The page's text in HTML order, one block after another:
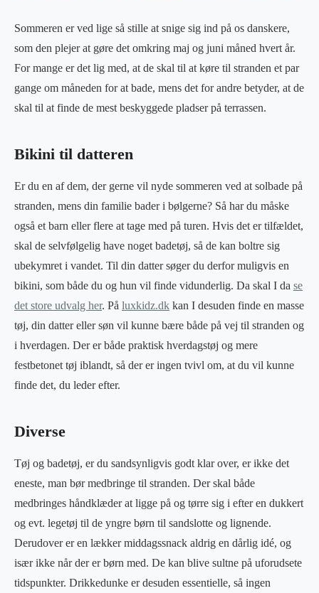
Sommeren er ved lige så stille at snige sig ind på os danskere,
som den plejer at gøre det omkring maj og juni måned hvert år.
For mange er det lig med, at de skal til at køre til stranden et par
gange om måneden for at bade, mens det for andre betyder, at de
skal til at finde de mest beskyggede pladser på terrassen.
Bikini til datteren
Er du en af dem, der gerne vil nyde sommeren ved at solbade på
stranden, mens din familie bader i bølgerne? Så har du måske
også et barn eller flere at tage med på turen. Hvis det er tilfældet,
skal de selvfølgelig have noget badetøj, så de kan boltre sig
ubekymret i vandet. Til din datter søger du derfor muligvis en
bikini, som både du og hun vil finde vidunderlig. Da skal I da se
det store udvalg her. På luxkidz.dk kan I desuden finde en masse
tøj, din datter eller søn vil kunne bære både på vej til stranden og
i hverdagen. Der er både praktisk hverdagstøj og mere
festbetonet tøj iblandt, så der er ingen tvivl om, at du vil kunne
finde det, du leder efter.
Diverse
Tøj og badetøj, er du sandsynligvis godt klar over, er ikke det
eneste, man bør medbringe til stranden. Der skal både
medbringes håndklæder at ligge på og tørre sig i efter en dukkert
og evt. legetøj til de yngre børn til sandslotte og lignende.
Derudover er en lækker middagssnack aldrig en dårlig idé, og
især ikke når der er børn med. De kan blive sultne på uforudsete
tidspunkter. Drikkedunke er desuden essentielle, så ingen